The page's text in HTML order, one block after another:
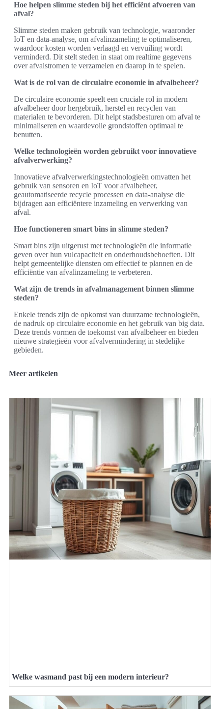
Hoe helpen slimme steden bij het efficiënt afvoeren van
afval?
Slimme steden maken gebruik van technologie, waaronder
IoT en data-analyse, om afvalinzameling te optimaliseren,
waardoor kosten worden verlaagd en vervuiling wordt
verminderd. Dit stelt steden in staat om realtime gegevens
over afvalstromen te verzamelen en daarop in te spelen.
Wat is de rol van de circulaire economie in afvalbeheer?
De circulaire economie speelt een cruciale rol in modern
afvalbeheer door hergebruik, herstel en recyclen van
materialen te bevorderen. Dit helpt stadsbesturen om afval te
minimaliseren en waardevolle grondstoffen optimaal te
benutten.
Welke technologieën worden gebruikt voor innovatieve
afvalverwerking?
Innovatieve afvalverwerkingstechnologieën omvatten het
gebruik van sensoren en IoT voor afvalbeheer,
geautomatiseerde recycle processen en data-analyse die
bijdragen aan efficiëntere inzameling en verwerking van
afval.
Hoe functioneren smart bins in slimme steden?
Smart bins zijn uitgerust met technologieën die informatie
geven over hun vulcapaciteit en onderhoudsbehoeften. Dit
helpt gemeentelijke diensten om effectief te plannen en de
efficiëntie van afvalinzameling te verbeteren.
Wat zijn de trends in afvalmanagement binnen slimme
steden?
Enkele trends zijn de opkomst van duurzame technologieën,
de nadruk op circulaire economie en het gebruik van big data.
Deze trends vormen de toekomst van afvalbeheer en bieden
nieuwe strategieën voor afvalvermindering in stedelijke
gebieden.
Meer artikelen
Welke wasmand past bij een modern interieur?